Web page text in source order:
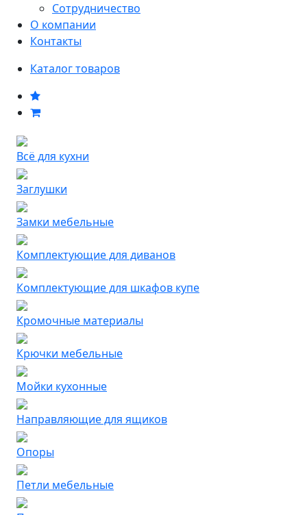
Сотрудничество
О компании
Контакты
Каталог товаров
Всё для кухни
Заглушки
Замки мебельные
Комплектующие для диванов
Комплектующие для шкафов купе
Кромочные материалы
Крючки мебельные
Мойки кухонные
Направляющие для ящиков
Опоры
Петли мебельные